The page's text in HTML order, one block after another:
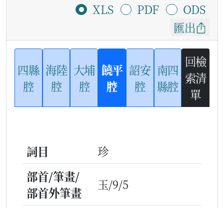
XLS
PDF
ODS
匯出
四縣
腔
海陸
腔
大埔
腔
饒平
腔
詔安
腔
南四
縣腔
回檢
索清
單
詞目
珍
部首/筆畫/
部首外筆畫
玉/9/5